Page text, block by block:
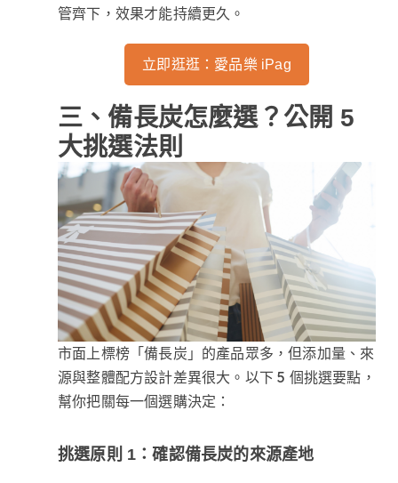
管齊下，效果才能持續更久。
立即逛逛：愛品樂 iPag
三、備長炭怎麼選？公開 5
大挑選法則
市面上標榜「備長炭」的產品眾多，但添加量、來
源與整體配方設計差異很大。以下 5 個挑選要點，
幫你把關每一個選購決定：
挑選原則 1：確認備長炭的來源產地